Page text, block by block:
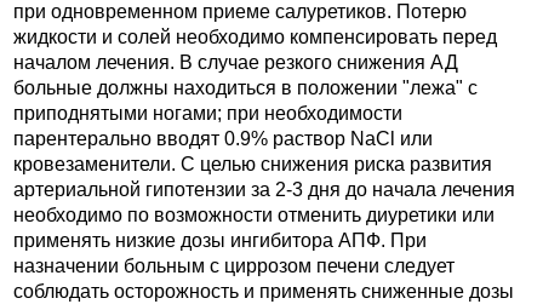
при одновременном приеме салуретиков. Потерю
жидкости и солей необходимо компенсировать перед
началом лечения. В случае резкого снижения АД
больные должны находиться в положении "лежа" с
приподнятыми ногами; при необходимости
парентерально вводят 0.9% раствор NaCl или
кровезаменители. С целью снижения риска развития
артериальной гипотензии за 2-3 дня до начала лечения
необходимо по возможности отменить диуретики или
применять низкие дозы ингибитора АПФ. При
назначении больным с циррозом печени следует
соблюдать осторожность и применять сниженные дозы